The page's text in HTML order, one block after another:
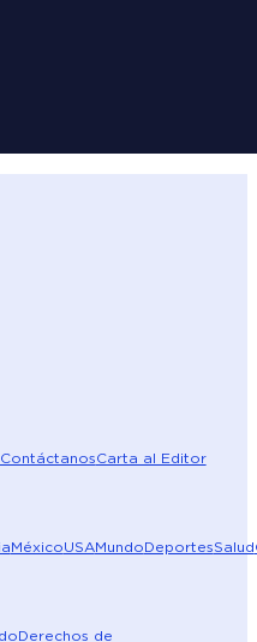
ContáctanosCarta al Editor
MéxicoUSAMundoDeportesSalud
Derechos de